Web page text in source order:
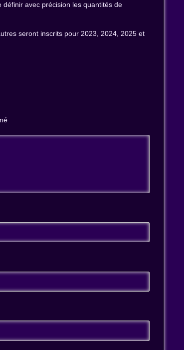
avec précision les quantités de
seront inscrits pour 2023, 2024, 2025 et